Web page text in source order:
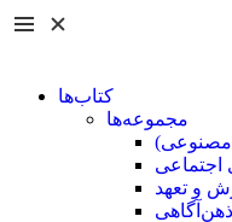
کتاب‌ها
مجموعه‌ها
مصنوعی)
اجتماعی
ذهن‌آگاهی